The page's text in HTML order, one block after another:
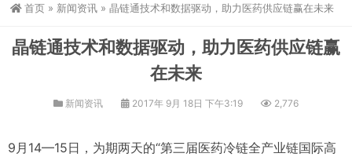
首页 » 新闻资讯 » 晶链通技术和数据驱动，助力医药供应链赢在未来
晶链通技术和数据驱动，助力医药供应链赢
在未来
新闻资讯 2017年 9月 18日 下午3:19 2,776
9月14—15日，为期两天的“第三届医药冷链全产业链国际高